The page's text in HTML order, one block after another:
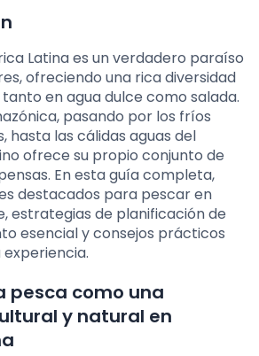
Latina es un verdadero paraíso
ofreciendo una rica diversidad
en agua dulce como salada.
pasando por los fríos
hasta las cálidas aguas del
ofrece su propio conjunto de
En esta guía completa,
destacados para pescar en
estrategias de planificación de
esencial y consejos prácticos
pesca como una
y natural en